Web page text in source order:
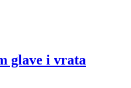
glave i vrata